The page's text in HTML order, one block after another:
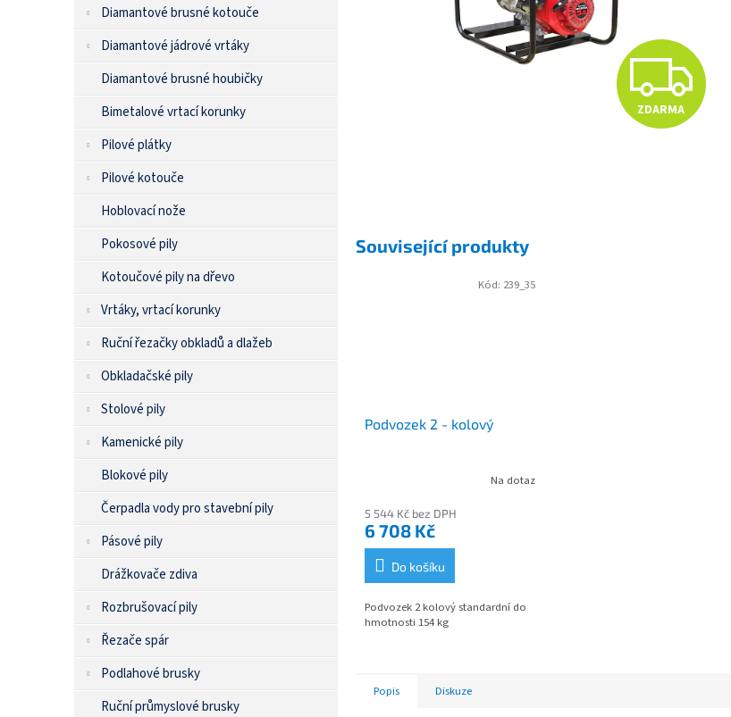
Diamantové brusné kotouče
Diamantové jádrové vrtáky
Diamantové brusné houbičky
Bimetalové vrtací korunky
Pilové plátky
Pilové kotouče
Hoblovací nože
Pokosové pily
Kotoučové pily na dřevo
Vrtáky, vrtací korunky
Ruční řezačky obkladů a dlažeb
Obkladačské pily
Stolové pily
Kamenické pily
Blokové pily
Čerpadla vody pro stavební pily
Pásové pily
Drážkovače zdiva
Rozbrušovací pily
Řezače spár
Podlahové brusky
Ruční průmyslové brusky
Z
D
ZDARMA
Související produkty
Podvozek 2 - kolový
Na dotaz
5 544 Kč bez DPH
6 708 Kč
Do košíku
Podvozek 2 kolový standardní do
hmotnosti 154 kg
Kód: 239_35
Popis Diskuze